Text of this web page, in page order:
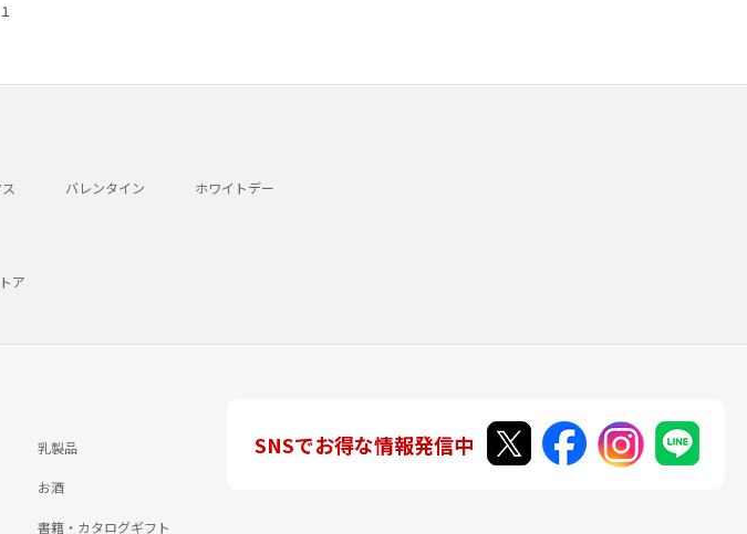
バレンタイン ホワイトデー
ア
乳製品
お酒
書籍・カタログギフト
SNSでお得な情報発信中